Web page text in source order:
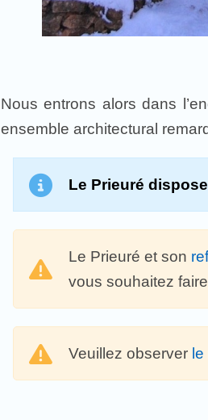
Nous entrons alors dans
ensemble architectural
Le Prieuré
Le Prieuré et son
vous souhaitez
Veuillez observer